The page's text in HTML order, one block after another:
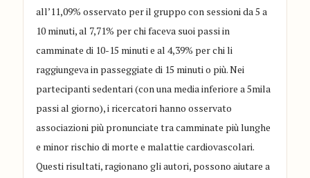
all’11,09% osservato per il gruppo con sessioni da 5 a
10 minuti, al 7,71% per chi faceva suoi passi in
camminate di 10-15 minuti e al 4,39% per chi li
raggiungeva in passeggiate di 15 minuti o più. Nei
partecipanti sedentari (con una media inferiore a 5mila
passi al giorno), i ricercatori hanno osservato
associazioni più pronunciate tra camminate più lunghe
e minor rischio di morte e malattie cardiovascolari.
Questi risultati, ragionano gli autori, possono aiutare a